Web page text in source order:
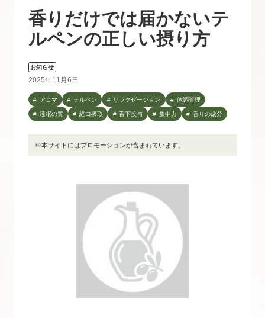
香りだけでは届かないテ
ルペンの正しい摂り方
お知らせ
2025年11月6日
アロマ テルペン リラクゼーション 体調管理
睡眠の質 経口摂取 舌下投与 集中力 香りの成分
※本サイトにはプロモーションが含まれています。